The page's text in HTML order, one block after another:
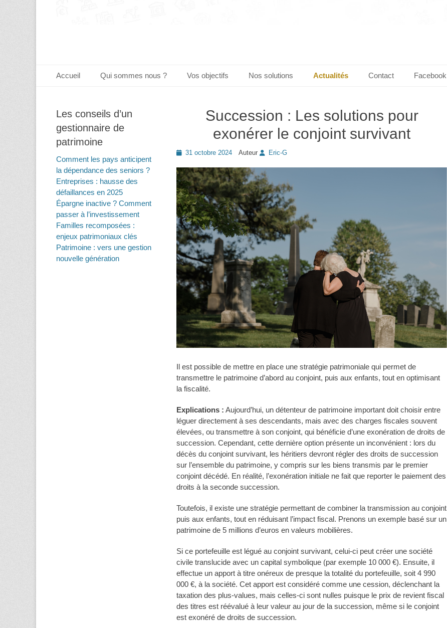
Menu principal
Accueil Qui sommes nous ? Vos objectifs Nos solutions Actualités Contact Facebook
Succession : Les solutions pour
exonérer le conjoint survivant
Posted31 octobre 2024 Auteur Eric-G
Il est possible de mettre en place une stratégie patrimoniale qui permet de
transmettre le patrimoine d’abord au conjoint, puis aux enfants, tout en optimisant
la fiscalité.
Explications : Aujourd’hui, un détenteur de patrimoine important doit choisir entre
léguer directement à ses descendants, mais avec des charges fiscales souvent
élevées, ou transmettre à son conjoint, qui bénéficie d’une exonération de droits de
succession. Cependant, cette dernière option présente un inconvénient : lors du
décès du conjoint survivant, les héritiers devront régler des droits de succession
sur l’ensemble du patrimoine, y compris sur les biens transmis par le premier
conjoint décédé. En réalité, l’exonération initiale ne fait que reporter le paiement des
droits à la seconde succession.
Toutefois, il existe une stratégie permettant de combiner la transmission au conjoint
puis aux enfants, tout en réduisant l’impact fiscal. Prenons un exemple basé sur un
patrimoine de 5 millions d’euros en valeurs mobilières.
Si ce portefeuille est légué au conjoint survivant, celui-ci peut créer une société
civile translucide avec un capital symbolique (par exemple 10 000 €). Ensuite, il
effectue un apport à titre onéreux de presque la totalité du portefeuille, soit 4 990
000 €, à la société. Cet apport est considéré comme une cession, déclenchant la
taxation des plus-values, mais celles-ci sont nulles puisque le prix de revient fiscal
des titres est réévalué à leur valeur au jour de la succession, même si le conjoint
est exonéré de droits de succession.
Les conseils d’un
gestionnaire de
patrimoine
Comment les pays anticipent
la dépendance des seniors ?
Entreprises : hausse des
défaillances en 2025
Épargne inactive ? Comment
passer à l’investissement
Familles recomposées :
enjeux patrimoniaux clés
Patrimoine : vers une gestion
nouvelle génération